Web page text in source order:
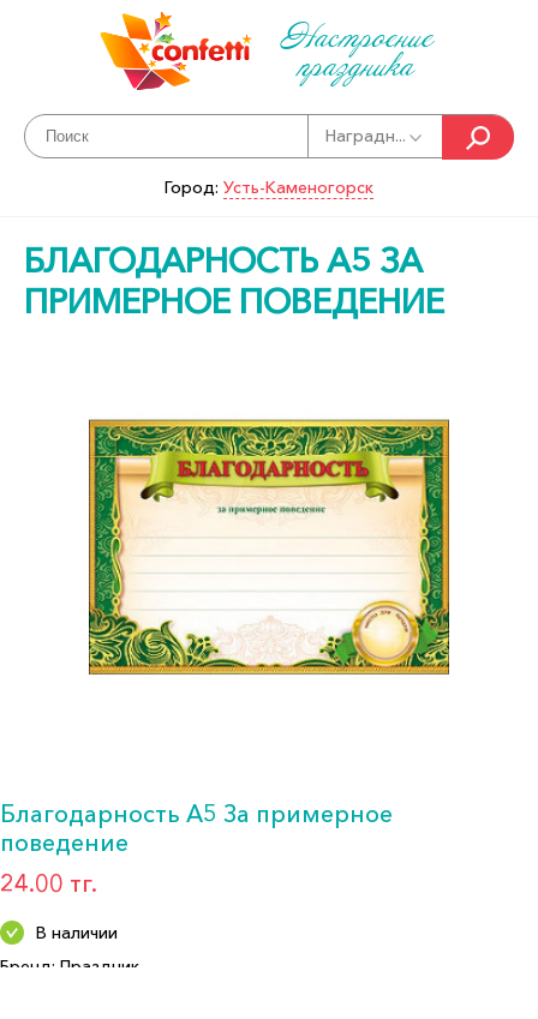
Настроение
праздника
Наградн...
Город: Усть-Каменогорск
БЛАГОДАРНОСТЬ А5 ЗА
ПРИМЕРНОЕ ПОВЕДЕНИЕ
Благодарность А5 За примерное
поведение
24.00 тг.
В наличии
Бренд: Праздник